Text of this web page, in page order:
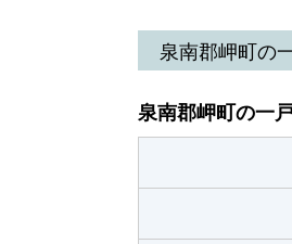
望海坂
望海坂
望海坂
深日
深日
泉南郡岬町の
泉南郡岬町の一